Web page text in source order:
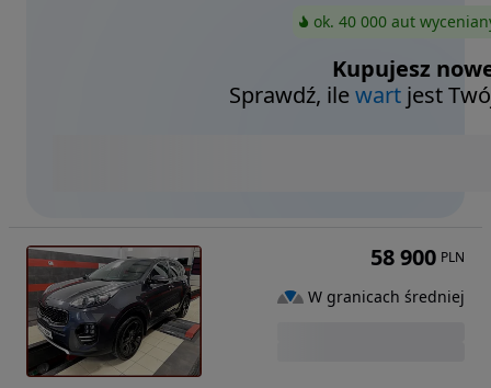
ok. 40 000 aut
Kupujesz
Sprawdź, ilewart jest
58 900 PLN
W granicach średniej